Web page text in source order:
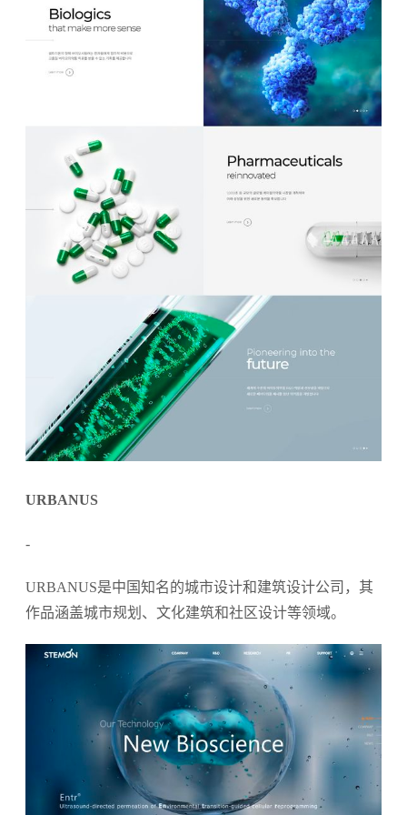
URBANUS
-
URBANUS是中国知名的城市设计和建筑设计公司，其
作品涵盖城市规划、文化建筑和社区设计等领域。